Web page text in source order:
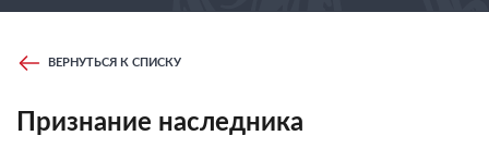
ВЕРНУТЬСЯ К СПИСКУ
Признание наследника